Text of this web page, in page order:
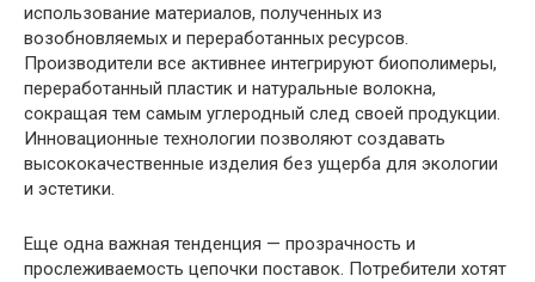
использование материалов, полученных из
возобновляемых и переработанных ресурсов.
Производители все активнее интегрируют биополимеры,
переработанный пластик и натуральные волокна,
сокращая тем самым углеродный след своей продукции.
Инновационные технологии позволяют создавать
высококачественные изделия без ущерба для экологии
и эстетики.
Еще одна важная тенденция — прозрачность и
прослеживаемость цепочки поставок. Потребители хотят